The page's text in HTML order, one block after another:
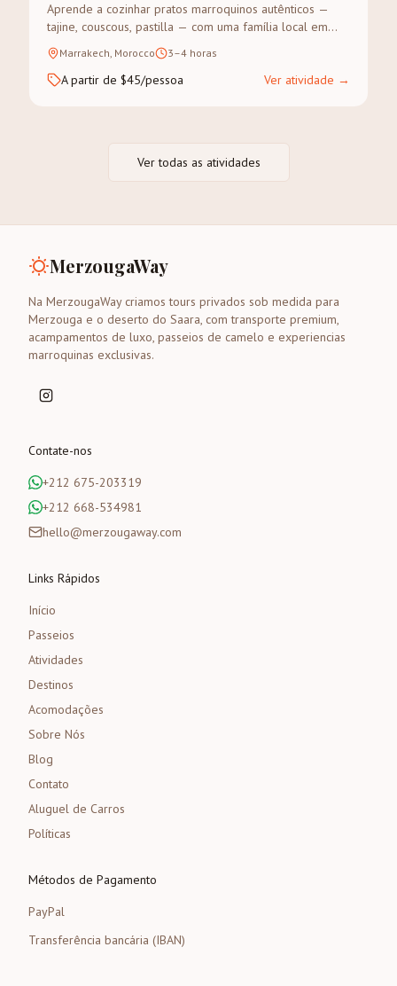
Aprende a cozinhar pratos marroquinos autênticos —
tajine, couscous, pastilla — com uma família local em
Marraquexe. Visita ao souk para as especiarias, depois
cozinha-se e come-se juntos.
Marrakech, Morocco 3–4 horas
A partir de $45/pessoa Ver atividade →
Ver todas as atividades
MerzougaWay
Na MerzougaWay criamos tours privados sob medida para
Merzouga e o deserto do Saara, com transporte premium,
acampamentos de luxo, passeios de camelo e experiencias
marroquinas exclusivas.
Contate-nos
+212 675-203319
+212 668-534981
hello@merzougaway.com
Links Rápidos
Início
Passeios
Atividades
Destinos
Acomodações
Sobre Nós
Blog
Contato
Aluguel de Carros
Políticas
Métodos de Pagamento
PayPal
Transferência bancária (IBAN)